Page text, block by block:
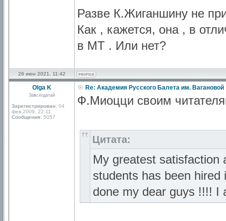
Разве К.Жиганшину не
Как , кажется, она , в
в МТ . Или нет?
26 июн 2021, 11:42
Olga K
Завсегдатай
Зарегистрирован: 04
фев 2009, 22:11
Сообщения: 5057
Re: Академия Русского Балета им. Вагановой
Ф.Миоцци своим
Цитата:
My greatest satisfaction
students has been
done my dear guys !!!! I